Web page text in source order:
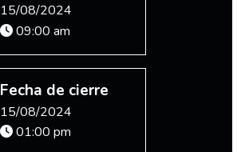
15/08/2024
09:00 am
Fecha de cierre
15/08/2024
01:00 pm